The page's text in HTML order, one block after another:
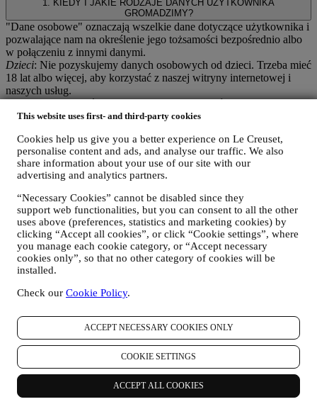
This website uses first- and third-party cookies
Cookies help us give you a better experience on Le Creuset,
personalise content and ads, and analyse our traffic. We also
share information about your use of our site with our
advertising and analytics partners.
“Necessary Cookies” cannot be disabled since they
support web functionalities, but you can consent to all the other
uses above (preferences, statistics and marketing cookies) by
clicking “Accept all cookies”, or click “Cookie settings”, where
you manage each cookie category, or “Accept necessary
cookies only”, so that no other category of cookies will be
installed.
Check our Cookie Policy.
ACCEPT NECESSARY COOKIES ONLY
COOKIE SETTINGS
ACCEPT ALL COOKIES
1. KIEDY I JAKIE RODZAJE DANYCH UŻYTKOWNIKA
GROMADZIMY?
"Dane osobowe" oznaczają wszelkie dane dotyczące użytkownika i
pozwalające nam na określenie jego tożsamości bezpośrednio albo
w połączeniu z innymi danymi.
Dzieci: Nie pozyskujemy danych osobowych od dzieci. Trzeba mieć
18 lat albo więcej, aby korzystać z naszej witryny internetowej i
naszych usług.
Możemy gromadzić dane osobowe użytkowników korzystających z
naszej strony internetowej („Strona internetowa”), rejestrujących
internetowej lub w naszych sklepach Le Creuset (Signature
Boutique i Salony Outlet) lub subskrybujących nasze komunikaty
marketingowe. Dane osobowe mogą dotyczyć:
dostawy, dane i informacje szczegółowe dotyczące produktu i
płatności w celu realizacji zamówień;
dane użytkownika dotyczące historii przeglądania Internetu
(np. identyfikatory internetowe – takie jak adres IP, wersja
przeglądarki, system operacyjny, czas trwania wizyty,
powracający użytkownik, pochodzenie geograficzne)
(niezależnie od bycia zarejestrowanym użytkownikiem)
jak "pliki cookie" i innych podobnych technologii (w tym
technologię Piksela Śledzącego) ,informacje na temat
gromadzenia danych za pomocą plików cookie można
Polityce plików cookie
naszych usług i reklam albo do celów analizy statystycznej –
w większości przypadków nie będziemy w stanie
zidentyfikować użytkownika na podstawie tych danych;